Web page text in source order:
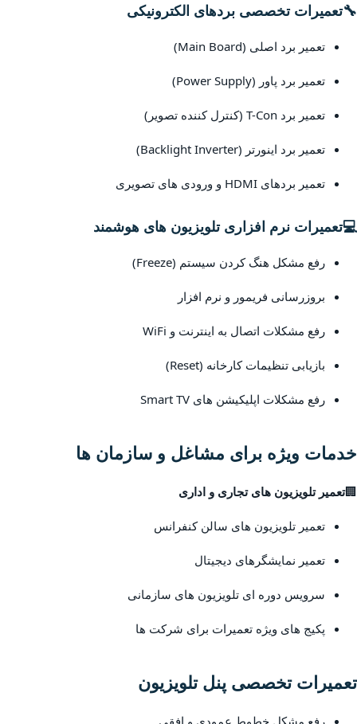
🔧تعمیرات تخصصی بردهای الکترونیکی
تعمیر برد اصلی (Main Board)
تعمیر برد پاور (Power Supply)
تعمیر برد T-Con (کنترل کننده تصویر)
تعمیر برد اینورتر (Backlight Inverter)
تعمیر بردهای HDMI و ورودی های تصویری
💻تعمیرات نرم افزاری تلویزیون های هوشمند
رفع مشکل هنگ کردن سیستم (Freeze)
بروزرسانی فریمور و نرم افزار
رفع مشکلات اتصال به اینترنت و WiFi
بازیابی تنظیمات کارخانه (Reset)
رفع مشکلات اپلیکیشن های Smart TV
خدمات ویژه برای مشاغل و سازمان ها
🏢تعمیر تلویزیون های تجاری و اداری
تعمیر تلویزیون های سالن کنفرانس
تعمیر نمایشگرهای دیجیتال
سرویس دوره ای تلویزیون های سازمانی
پکیج های ویژه تعمیرات برای شرکت ها
تعمیرات تخصصی پنل تلویزیون
رفع مشکل خطوط عمودی و افقی